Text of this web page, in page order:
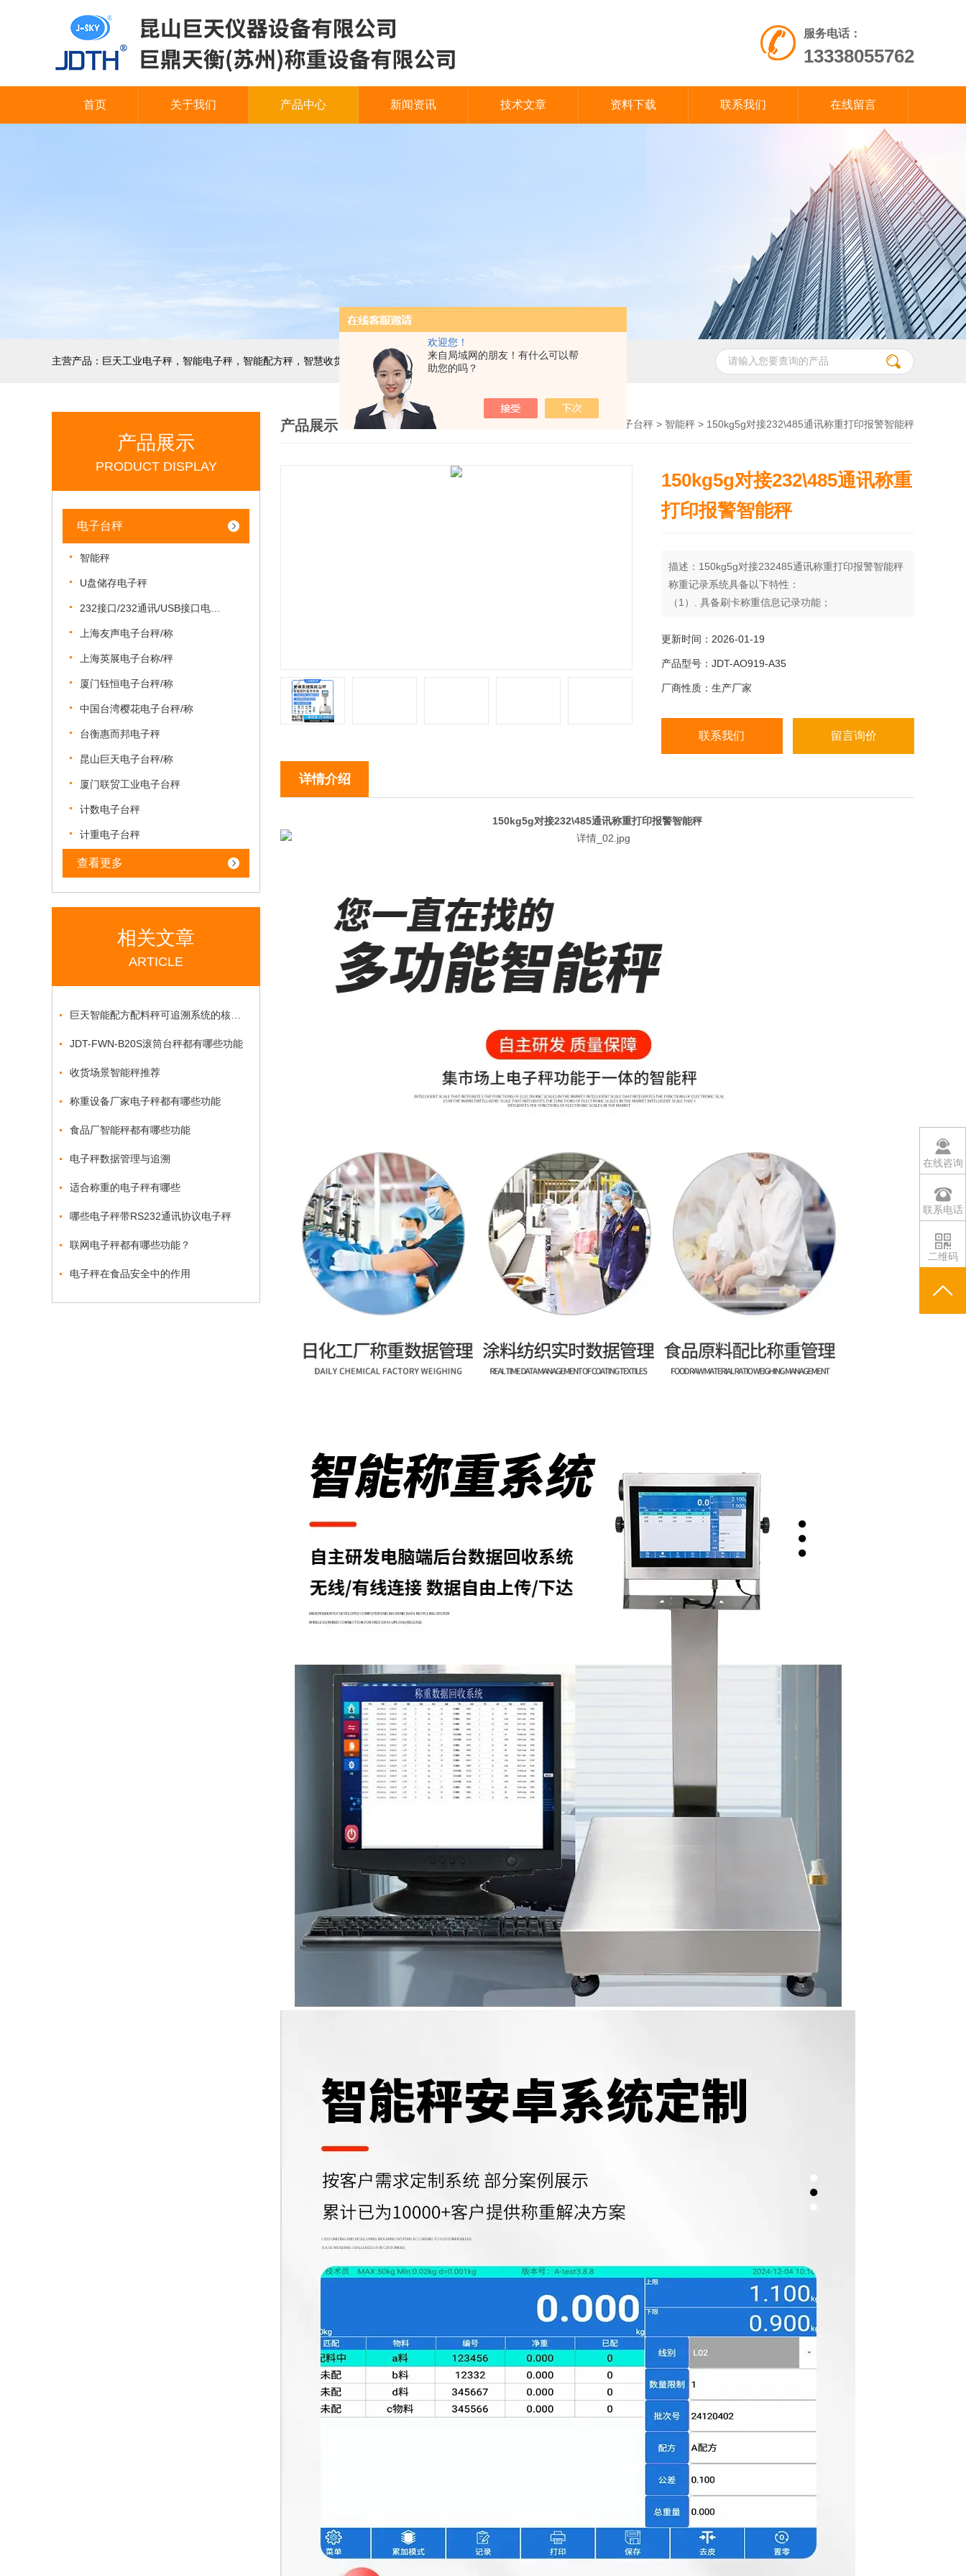
欢迎您！
来自局域网的朋友！有什么可以帮
助您的吗？
服务电话：
13338055762
首页 关于我们 产品中心 新闻资讯 技术文章 资料下载 联系我们 在线留言
主营产品：巨天工业电子秤，智能电子秤，智能配方秤，智慧收货秤，自动称重机，精密电子天平，电子台秤，电子地磅，电子桌秤，在线称重设备等衡器的软硬件研发与非标定制
产品展示
PRODUCT DISPLAY
电子台秤
智能秤
U盘储存电子秤
上海友声电子台秤/称
上海英展电子台称/秤
厦门钰恒电子台秤/称
中国台湾樱花电子台秤/称
台衡惠而邦电子秤
昆山巨天电子台秤/称
厦门联贸工业电子台秤
计数电子台秤
计重电子台秤
查看更多
相关文章
ARTICLE
JDT-FWN-B20S滚筒台秤都有哪些功能
收货场景智能秤推荐
称重设备厂家电子秤都有哪些功能
食品厂智能秤都有哪些功能
电子秤数据管理与追溯
适合称重的电子秤有哪些
哪些电子秤带RS232通讯协议电子秤
联网电子秤都有哪些功能？
电子秤在食品安全中的作用
产品展示 电子台秤 > 智能秤 > 150kg5g对接232\485通讯称重打印报警智能秤
150kg5g对接232\485通讯称重
打印报警智能秤
描述：150kg5g对接232485通讯称重打印报警智能秤
称重记录系统具备以下特性：
（1）. 具备刷卡称重信息记录功能；
可先配打印机；
（3）. 计重称重自动保存所有称重数据致计算机上；
（5）. 可定制开发客户自定义功能
更新时间：2026-01-19
产品型号：JDT-AO919-A35
厂商性质：生产厂家
联系我们 留言询价
详情介绍
150kg5g对接232\485通讯称重打印报警智能秤
在线咨询
联系电话
二维码